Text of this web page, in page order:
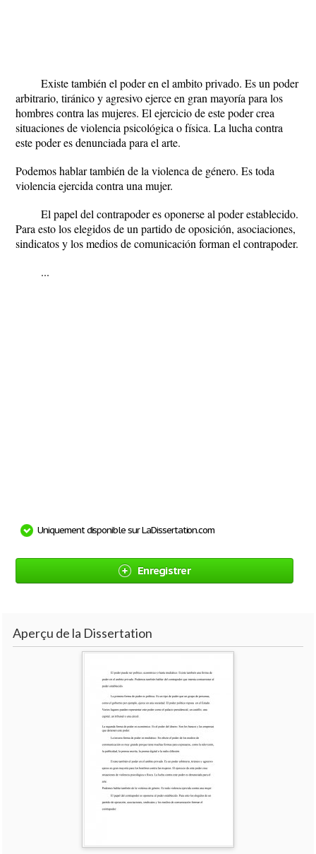
Existe también el poder en el ambito privado. Es un poder
arbitrario, tiránico y agresivo ejerce en gran mayoría para los
hombres contra las mujeres. El ejercicio de este poder crea
situaciones de violencia psicológica o física. La lucha contra
este poder es denunciada para el arte.
Podemos hablar también de la violenca de género. Es toda
violencia ejercida contra una mujer.
El papel del contrapoder es oponerse al poder establecido.
Para esto los elegidos de un partido de oposición, asociaciones,
sindicatos y los medios de comunicación forman el contrapoder.
...
Uniquement disponible sur LaDissertation.com
Enregistrer
Aperçu de la Dissertation